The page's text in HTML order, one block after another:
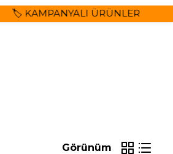
🏷️ KAMPANYALI ÜRÜNLER
Görünüm